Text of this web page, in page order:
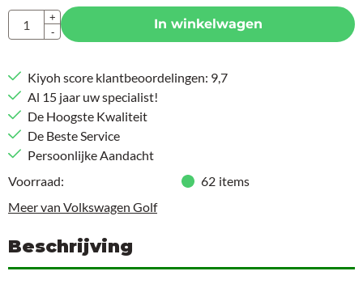
Aantal
+
-
In winkelwagen
Kiyoh score klantbeoordelingen: 9,7
Al 15 jaar uw specialist!
De Hoogste Kwaliteit
De Beste Service
Persoonlijke Aandacht
Voorraad:
62 items
Meer van Volkswagen Golf
Beschrijving